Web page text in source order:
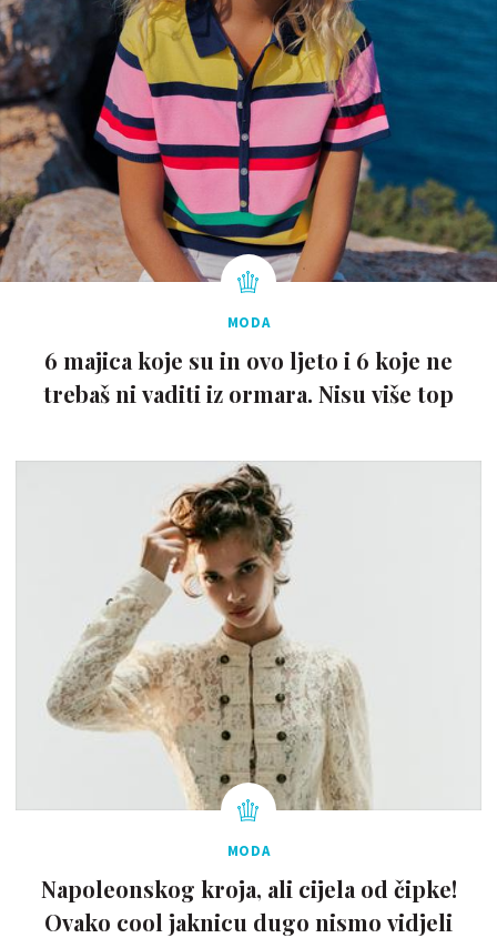
MODA
6 majica koje su in ovo ljeto i 6 koje ne
trebaš ni vaditi iz ormara. Nisu više top
MODA
Napoleonskog kroja, ali cijela od čipke!
Ovako cool jaknicu dugo nismo vidjeli